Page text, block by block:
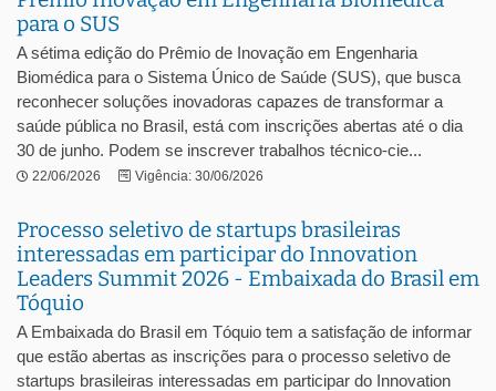
para o SUS
A sétima edição do Prêmio de Inovação em Engenharia
Biomédica para o Sistema Único de Saúde (SUS), que busca
reconhecer soluções inovadoras capazes de transformar a
saúde pública no Brasil, está com inscrições abertas até o dia
30 de junho. Podem se inscrever trabalhos técnico-cie...
22/06/2026 Vigência: 30/06/2026
Processo seletivo de startups brasileiras
interessadas em participar do Innovation
Leaders Summit 2026 - Embaixada do Brasil em
Tóquio
A Embaixada do Brasil em Tóquio tem a satisfação de informar
que estão abertas as inscrições para o processo seletivo de
startups brasileiras interessadas em participar do Innovation